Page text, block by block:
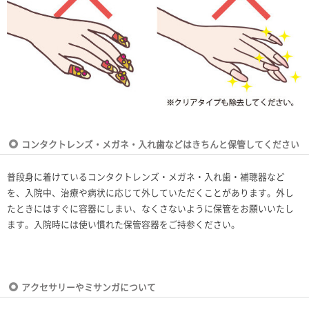
コンタクトレンズ・メガネ・入れ歯などはきちんと保管してください
普段身に着けているコンタクトレンズ・メガネ・入れ歯・補聴器など
を、入院中、治療や病状に応じて外していただくことがあります。外し
たときにはすぐに容器にしまい、なくさないように保管をお願いいたし
ます。入院時には使い慣れた保管容器をご持参ください。
アクセサリーやミサンガについて